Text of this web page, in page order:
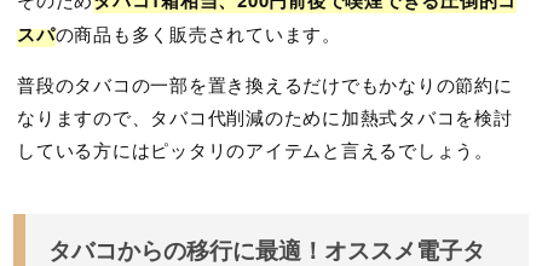
スパの商品も多く販売されています。
普段のタバコの一部を置き換えるだけでもかなりの節約に
なりますので、タバコ代削減のために加熱式タバコを検討
している方にはピッタリのアイテムと言えるでしょう。
タバコからの移行に最適！オススメ電子タ